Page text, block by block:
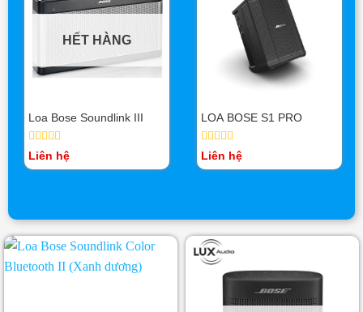
HẾT HÀNG
Loa Bose Soundlink III
Được
Liên hệ
LOA BOSE S1 PRO
Được
Liên hệ